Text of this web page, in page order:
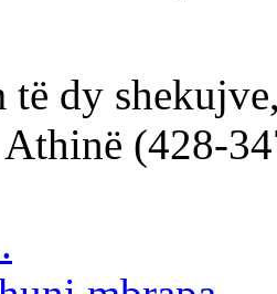
të dy
(428-